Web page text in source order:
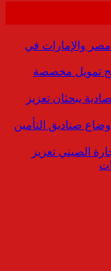
تجارة مصر والإمارات في
تمويل مخصصة
يبحثان تعزيز
صناديق التأمين
الصيني تعزيز